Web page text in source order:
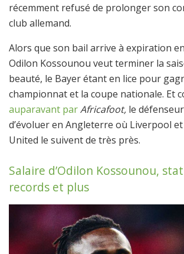
récemment refusé de prolonger son
club allemand.
Alors que son bail arrive à expiration
Odilon Kossounou veut terminer la
beauté, le Bayer étant en lice pour
championnat et la coupe nationale. Et
auparavant parAfricafoot, le
d’évoluer en Angleterre où Liverpool
United le suivent de très près.
Salaire d’Odilon Kossounou,
records et plus